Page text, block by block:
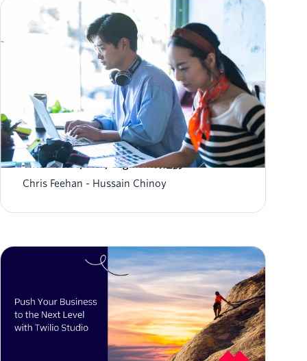
対話型AIの構築〜Google Cloud CCAIおよび
Twilio Voice/Flex/Segmentの連携
Chris Feehan
Hussain Chinoy